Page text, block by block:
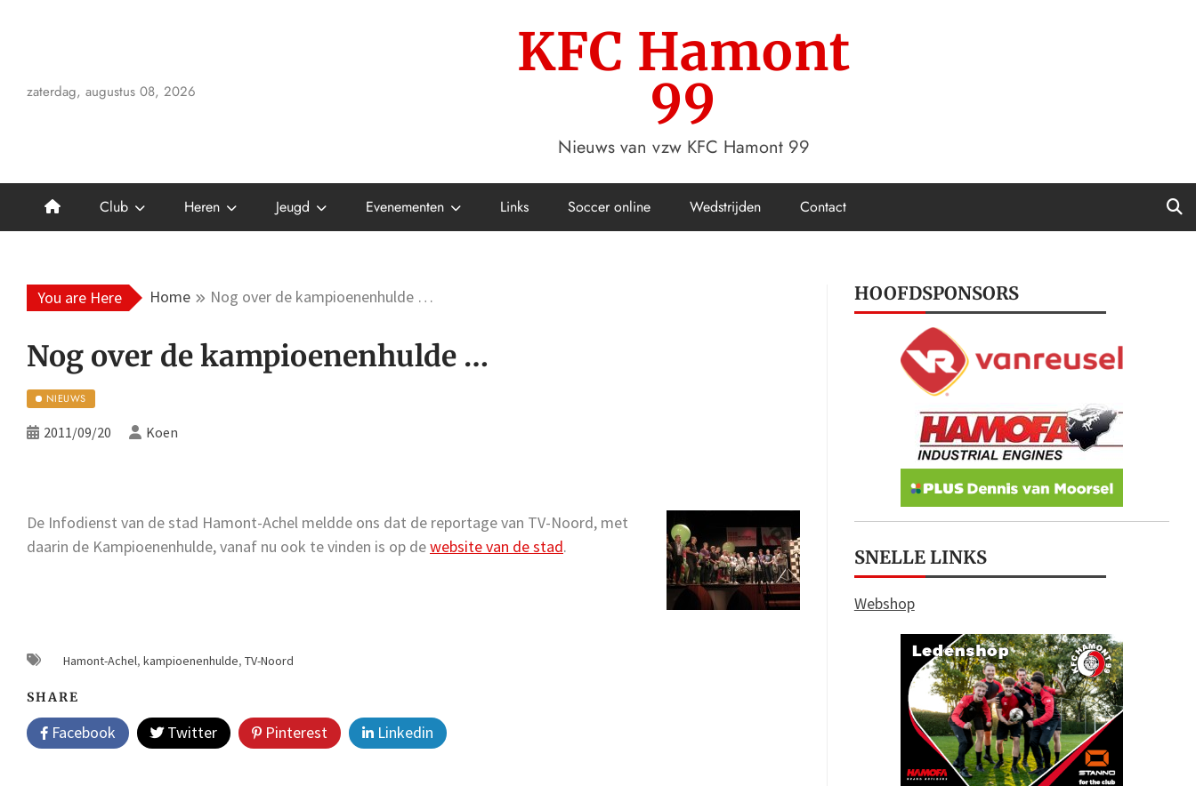
zaterdag, augustus 08, 2026
KFC Hamont
99
Nieuws van vzw KFC Hamont 99
Club Heren Jeugd Evenementen Links Soccer online Wedstrijden Contact
You are Here Home Nog over de kampioenenhulde …
Nog over de kampioenenhulde …
NIEUWS
2011/09/20 Koen
De Infodienst van de stad Hamont-Achel meldde ons dat de reportage van TV-Noord, met
daarin de Kampioenenhulde, vanaf nu ook te vinden is op dewebsite van de stad.
Hamont-Achel, kampioenenhulde, TV-Noord
SHARE
Facebook Twitter Pinterest Linkedin
HOOFDSPONSORS
SNELLE LINKS
Webshop